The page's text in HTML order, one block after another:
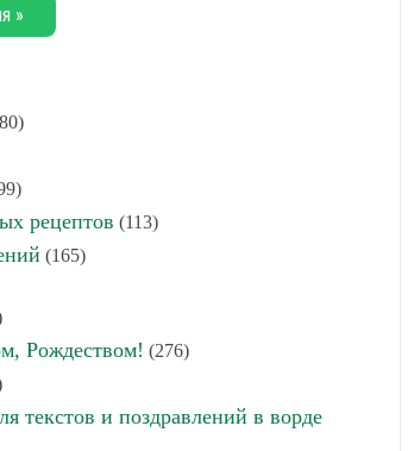
»
рецептов (113)
(165)
Рождеством! (276)
текстов и поздравлений в ворде